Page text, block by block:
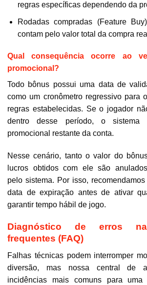
regras específicas dependendo da
Rodadas compradas (Feature
contam pelo valor total da compra
Qual consequência ocorre ao
promocional?
Todo bônus possui uma data de
como um cronômetro regressivo para
regras estabelecidas. Se o jogador
dentro desse período, o sistema
promocional restante da conta.
Nesse cenário, tanto o valor do
lucros obtidos com ele são
pelo sistema. Por isso,
data de expiração antes de ativar
garantir tempo hábil de jogo.
Diagnóstico de erros
frequentes (FAQ)
Falhas técnicas podem interromper
diversão, mas nossa central de
incidências mais comuns para uma